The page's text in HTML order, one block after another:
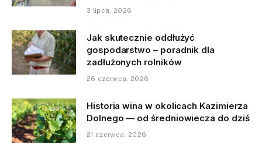
3 lipca, 2026
Jak skutecznie oddłużyć
gospodarstwo – poradnik dla
zadłużonych rolników
26 czerwca, 2026
Historia wina w okolicach Kazimierza
Dolnego — od średniowiecza do dziś
21 czerwca, 2026